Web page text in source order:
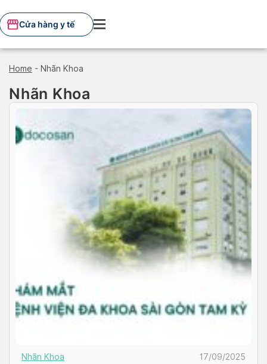
to
content
Cửa hàng y tế
Home - Nhãn Khoa
Nhãn Khoa
Nhãn Khoa 17/09/2025